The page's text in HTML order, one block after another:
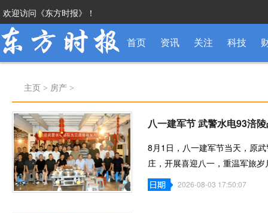
欢迎访问《东方时报》！
首页 资讯 关注 科技
主页 > 房产 >
八一建军节 武警水电93涪
8月1日，八一建军节当天，原
庄，开展喜迎八一，重温军旅
旅峥嵘、畅叙2026-08-03 17:50:07